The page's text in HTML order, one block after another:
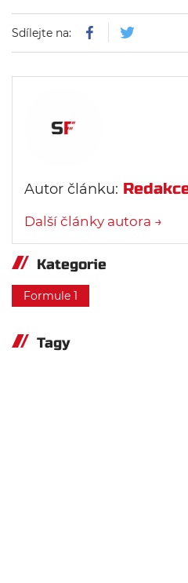
Sdílejte na:
Autor článku:
Další články autora →
Kategorie
Formule 1
Tagy